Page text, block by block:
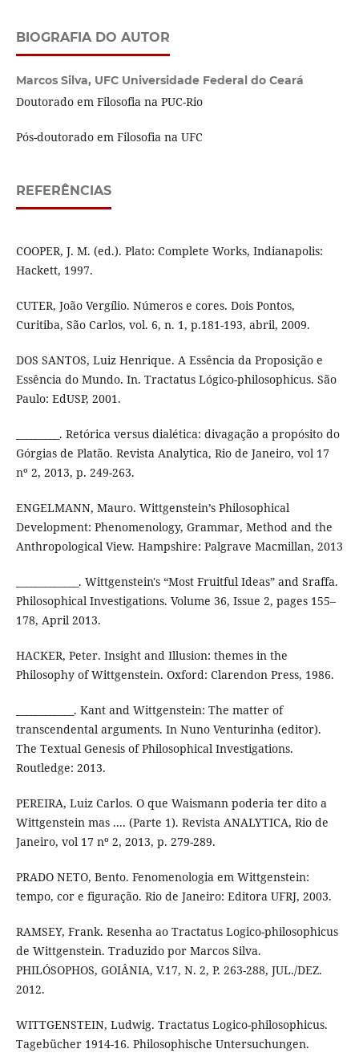
BIOGRAFIA DO AUTOR
Marcos Silva, UFC Universidade Federal do Ceará
Doutorado em Filosofia na PUC-Rio
Pós-doutorado em Filosofia na UFC
REFERÊNCIAS
COOPER, J. M. (ed.). Plato: Complete Works, Indianapolis:
Hackett, 1997.
CUTER, João Vergílio. Números e cores. Dois Pontos,
Curitiba, São Carlos, vol. 6, n. 1, p.181-193, abril, 2009.
DOS SANTOS, Luiz Henrique. A Essência da Proposição e
Essência do Mundo. In. Tractatus Lógico-philosophicus. São
Paulo: EdUSP, 2001.
_________. Retórica versus dialética: divagação a propósito do
Górgias de Platão. Revista Analytica, Rio de Janeiro, vol 17
nº 2, 2013, p. 249-263.
ENGELMANN, Mauro. Wittgenstein’s Philosophical
Development: Phenomenology, Grammar, Method and the
Anthropological View. Hampshire: Palgrave Macmillan, 2013
_____________. Wittgenstein's “Most Fruitful Ideas” and Sraffa.
Philosophical Investigations. Volume 36, Issue 2, pages 155–
178, April 2013.
HACKER, Peter. Insight and Illusion: themes in the
Philosophy of Wittgenstein. Oxford: Clarendon Press, 1986.
____________. Kant and Wittgenstein: The matter of
transcendental arguments. In Nuno Venturinha (editor).
The Textual Genesis of Philosophical Investigations.
Routledge: 2013.
PEREIRA, Luiz Carlos. O que Waismann poderia ter dito a
Wittgenstein mas .... (Parte 1). Revista ANALYTICA, Rio de
Janeiro, vol 17 nº 2, 2013, p. 279-289.
PRADO NETO, Bento. Fenomenologia em Wittgenstein:
tempo, cor e figuração. Rio de Janeiro: Editora UFRJ, 2003.
RAMSEY, Frank. Resenha ao Tractatus Logico-philosophicus
de Wittgenstein. Traduzido por Marcos Silva.
PHILÓSOPHOS, GOIÂNIA, V.17, N. 2, P. 263-288, JUL./DEZ.
2012.
WITTGENSTEIN, Ludwig. Tractatus Logico-philosophicus.
Tagebücher 1914-16. Philosophische Untersuchungen.